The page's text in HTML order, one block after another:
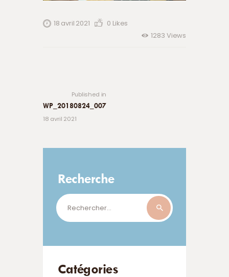
18 avril 2021 0 Likes
1283 Views
Published in
WP_20180824_007
18 avril 2021
Recherche
Rechercher :
Catégories